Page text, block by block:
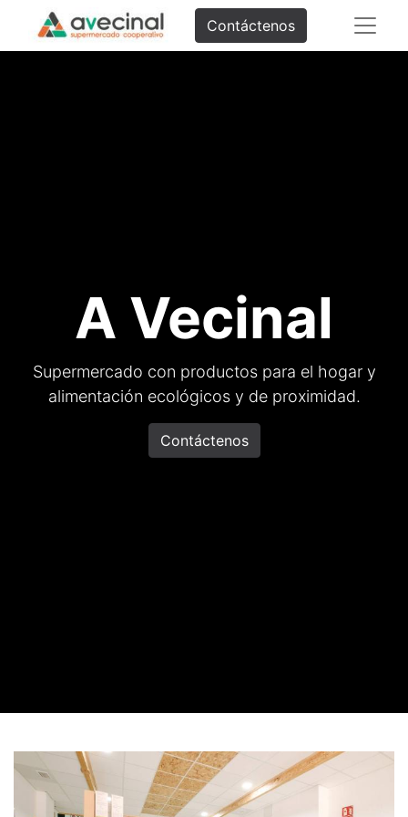
Contáctenos
A Vecinal
Supermercado con productos para el hogar y
alimentación ecológicos y de proximidad.
Contáctenos